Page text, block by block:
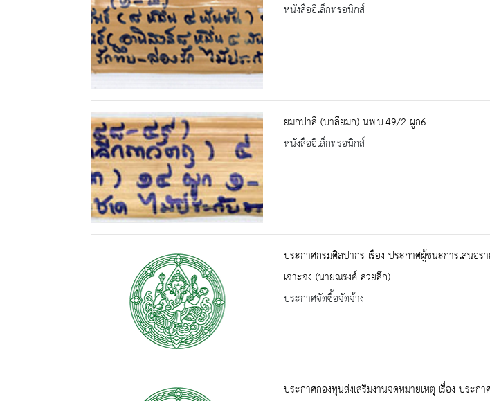
หนังสืออิเล็กทรอนิกส์
ยมกปาลิ (บาลียมก) นพ.บ.49/2 ผูก6
หนังสืออิเล็กทรอนิกส์
ประกาศกรมศิลปากร เรื่อง ประกาศผู้ชนะการเสนอ
เจาะจง (นายณรงค์ สวยลึก)
ประกาศจัดซื้อจัดจ้าง
ประกาศกองทุนส่งเสริมงานจดหมายเหตุ เรื่อง ประก